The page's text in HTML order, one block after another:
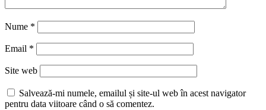
Nume *
Email *
Site web
Salvează-mi numele, emailul și site-ul web în acest navigator
pentru data viitoare când o să comentez.